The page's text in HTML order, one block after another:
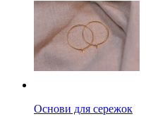
Основи для сережок